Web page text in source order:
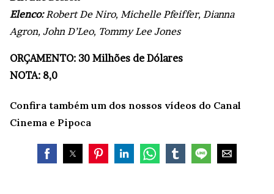
Elenco: Robert De Niro, Michelle Pfeiffer, Dianna
Agron, John D’Leo, Tommy Lee Jones
ORÇAMENTO: 30 Milhões de Dólares
NOTA: 8,0
Confira também um dos nossos vídeos do Canal
Cinema e Pipoca